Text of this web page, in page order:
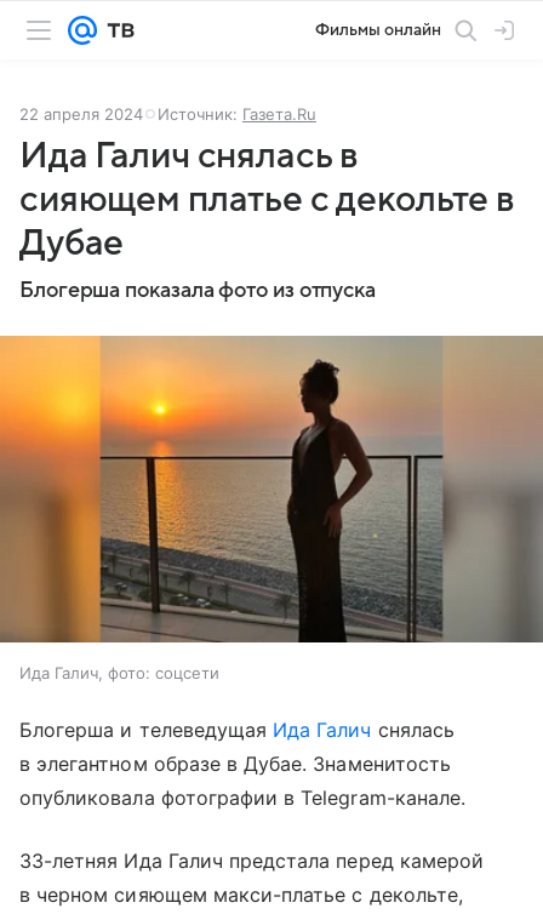
Фильмы онлайн
22 апреля 2024 Источник: Газета.Ru
Ида Галич снялась в
сияющем платье с декольте в
Дубае
Блогерша показала фото из отпуска
Ида Галич, фото: соцсети
Блогерша и телеведущая Ида Галич снялась
в элегантном образе в Дубае. Знаменитость
опубликовала фотографии в Telegram-канале.
33-летняя Ида Галич предстала перед камерой
в черном сияющем макси-платье с декольте,